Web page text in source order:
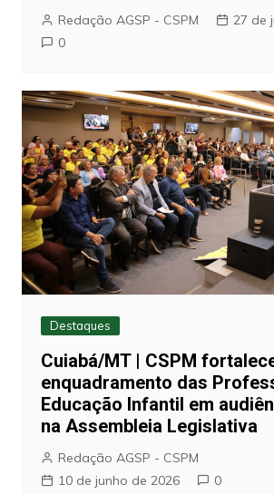
Redação AGSP - CSPM
27 de
0
Destaques
Cuiabá/MT | CSPM
enquadramento das
Educação Infantil em
na Assembleia Legislativa
Redação AGSP - CSPM
10 de junho de 2026
0